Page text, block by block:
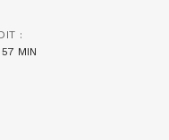
:
MIN